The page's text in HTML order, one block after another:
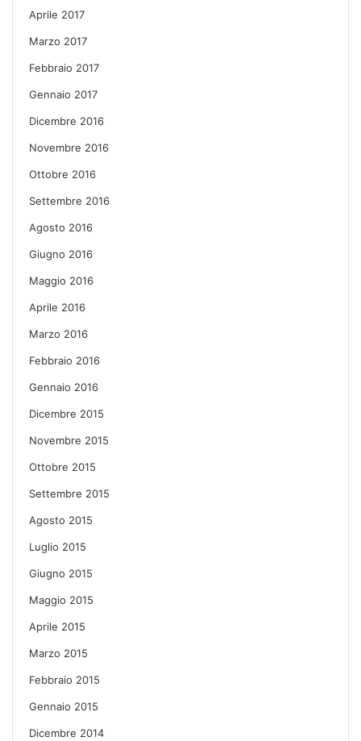
Aprile 2017
Marzo 2017
Febbraio 2017
Gennaio 2017
Dicembre 2016
Novembre 2016
Ottobre 2016
Settembre 2016
Agosto 2016
Giugno 2016
Maggio 2016
Aprile 2016
Marzo 2016
Febbraio 2016
Gennaio 2016
Dicembre 2015
Novembre 2015
Ottobre 2015
Settembre 2015
Agosto 2015
Luglio 2015
Giugno 2015
Maggio 2015
Aprile 2015
Marzo 2015
Febbraio 2015
Gennaio 2015
Dicembre 2014